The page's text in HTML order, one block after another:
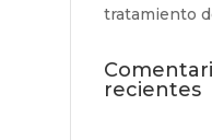
tratamiento
recientes